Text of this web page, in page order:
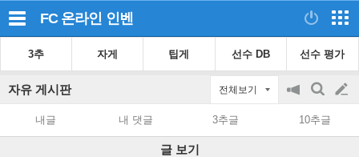
FC 온라인 인벤
3추 자게 팁게 선수 DB 선수 평가
자유 게시판 전체보기
공
지
on/off
검
색
글
쓰
내글 내 댓글 3추글 10추글
글 보기